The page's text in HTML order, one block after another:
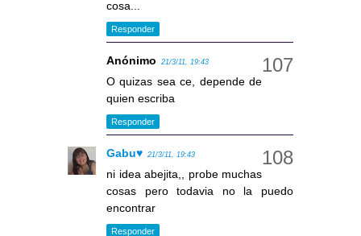
cosa...
Responder
Anónimo 21/3/11, 19:43
O quizas sea ce, depende de
quien escriba
Responder
Gabu♥ 21/3/11, 19:43
ni idea abejita,, probe muchas
cosas pero todavia no la puedo
encontrar
Responder